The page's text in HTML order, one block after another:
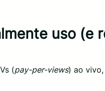
uso (e
(pay-per-views) ao